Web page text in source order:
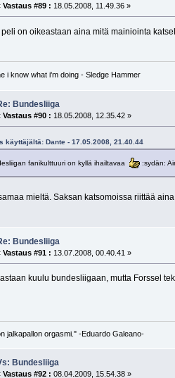
Vastaus #89 : 18.05.2008, 11.49.36 »
on oikeastaan aina mitä mainiointa
i know what i'm doing - Sledge Hammer
Bundesliiga
Vastaus #90 : 18.05.2008, 12.35.42 »
käyttäjältä: Dante - 17.05.2008, 21.40.44
fanikulttuuri on kyllä ihailtavaa :sydän:
mieltä. Saksan katsomoissa riittää
Bundesliiga
Vastaus #91 : 13.07.2008, 00.40.41 »
kuulu bundesliigaan, mutta Forssel
jalkapallon orgasmi." -Eduardo Galeano-
Bundesliiga
Vastaus #92 : 08.04.2009, 15.54.38 »